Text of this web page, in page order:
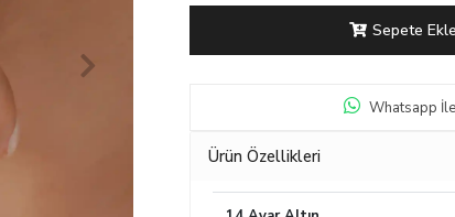
Sepete Ekle
Whatsapp
Ürün Özellikleri